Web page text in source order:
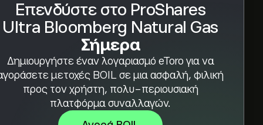
Επενδύστε στο ProShares
Ultra Bloomberg Natural Gas
Σήμερα
Δημιουργήστε έναν λογαριασμό eToro για να
μετοχές BOIL σε μια ασφαλή, φιλική
προς τον χρήστη, πολυ-περιουσιακή
πλατφόρμα συναλλαγών.